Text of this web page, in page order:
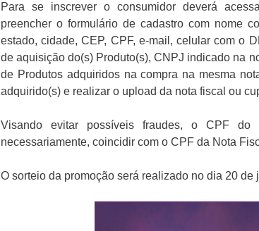
Para se inscrever o consumidor deverá
preencher o formulário de cadastro com nome
estado, cidade, CEP, CPF, e-mail, celular com o
de aquisição do(s) Produto(s), CNPJ indicado na
de Produtos adquiridos na compra na mesma
adquirido(s) e realizar o upload da nota fiscal ou
Visando evitar possíveis fraudes, o CPF do
necessariamente, coincidir com o CPF da Nota
O sorteio da promoção será realizado no dia 20 de